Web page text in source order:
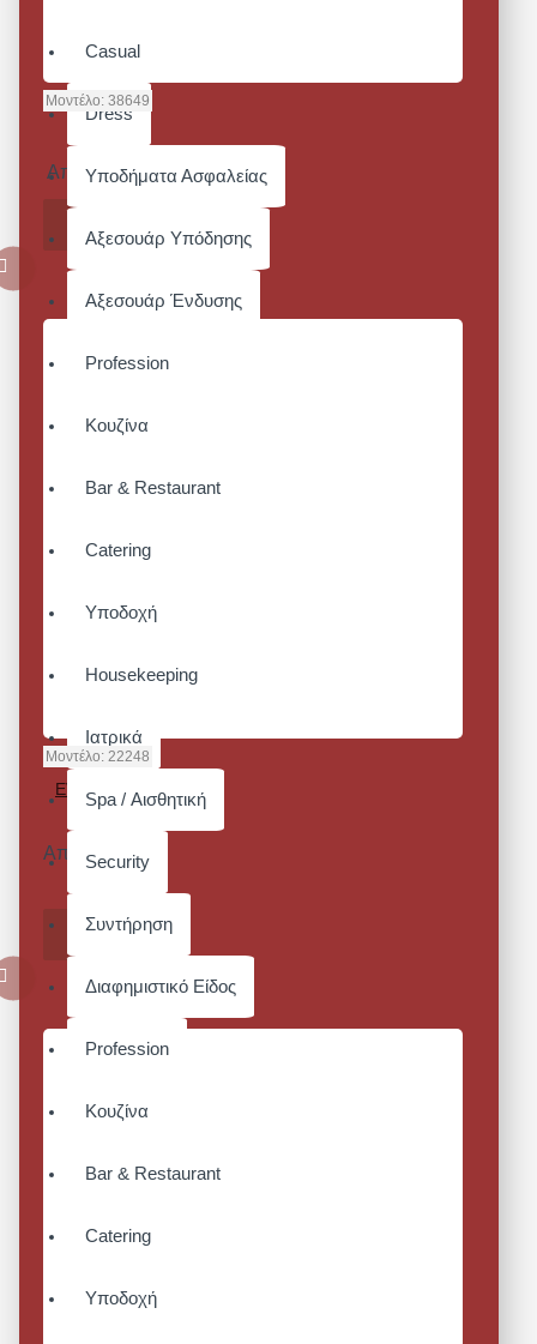
Casual
Dress
Υποδήματα Ασφαλείας
Αξεσουάρ Υπόδησης
Αξεσουάρ Ένδυσης
Profession
Κουζίνα
Bar & Restaurant
Catering
Υποδοχή
Housekeeping
Ιατρικά
Spa / Αισθητική
Security
Συντήρηση
Διαφημιστικό Είδος
Profession
Κουζίνα
Bar & Restaurant
Catering
Υποδοχή
Μοντέλο: 38649
Από 81,84€
Μοντέλο: 22248
EVERLIGHT
- ΜΠΛΕ
Από 46,15€
ΚΑΛΆΘΙ